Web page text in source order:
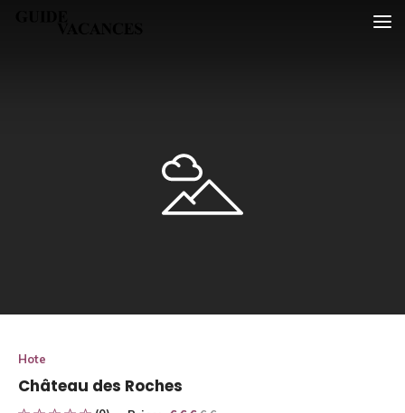
Hote
Château des Roches